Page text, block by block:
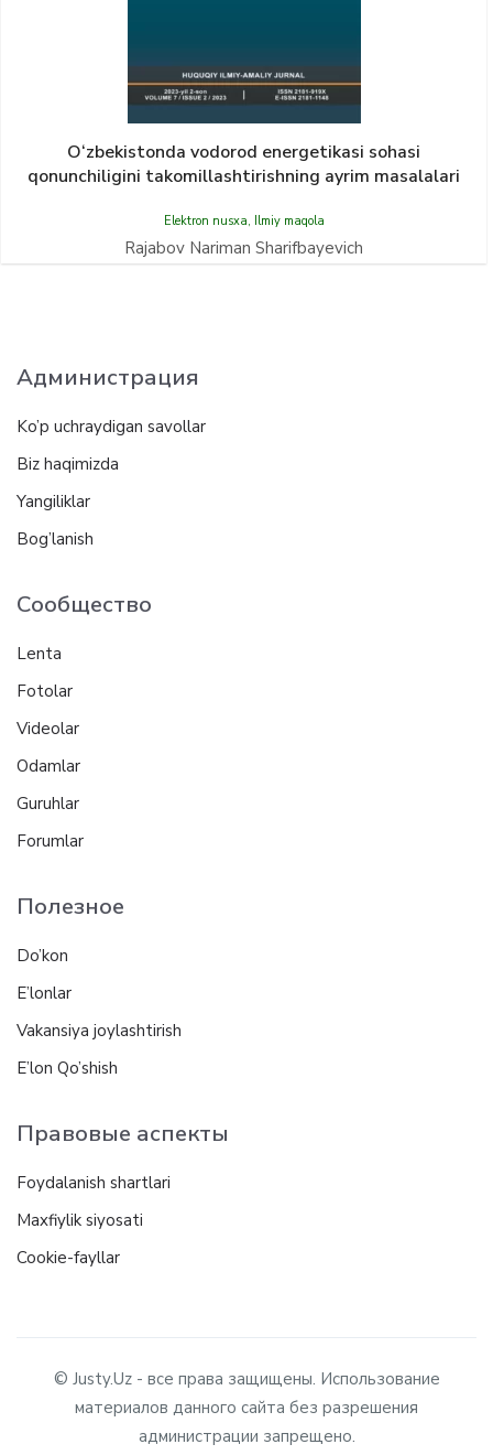
O‘zbekistonda vodorod energetikasi sohasi
qonunchiligini takomillashtirishning ayrim masalalari
Elektron nusxa, Ilmiy maqola
Rajabov Nariman Sharifbayevich
Администрация
Ko’p uchraydigan savollar
Biz haqimizda
Yangiliklar
Bog’lanish
Сообщество
Lenta
Fotolar
Videolar
Odamlar
Guruhlar
Forumlar
Полезное
Do’kon
E’lonlar
Vakansiya joylashtirish
E’lon Qo’shish
Правовые аспекты
Foydalanish shartlari
Maxfiylik siyosati
Cookie-fayllar
© Justy.Uz - все права защищены. Использование
материалов данного сайта без разрешения
администрации запрещено.